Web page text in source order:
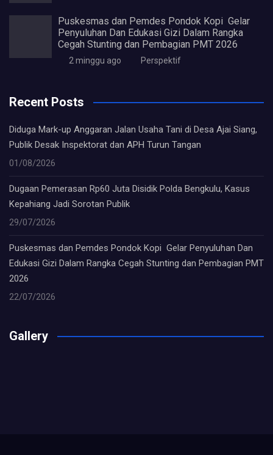
Puskesmas dan Pemdes Pondok Kopi Gelar
Penyuluhan Dan Edukasi Gizi Dalam Rangka
Cegah Stunting dan Pembagian PMT 2026
2 minggu ago Perspektif
Recent Posts
Diduga Mark-up Anggaran Jalan Usaha Tani di Desa Ajai Siang,
Publik Desak Inspektorat dan APH Turun Tangan
01/08/2026
Dugaan Pemerasan Rp60 Juta Disidik Polda Bengkulu, Kasus
Kepahiang Jadi Sorotan Publik
29/07/2026
Puskesmas dan Pemdes Pondok Kopi Gelar Penyuluhan Dan
Edukasi Gizi Dalam Rangka Cegah Stunting dan Pembagian PMT
2026
22/07/2026
Gallery